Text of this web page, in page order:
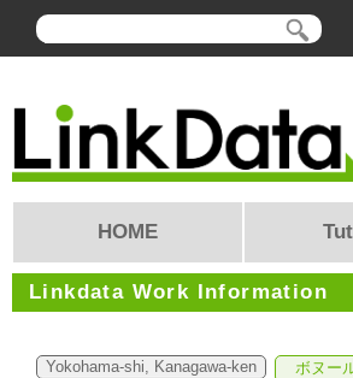
HOME
Linkdata Work Information
Yokohama-shi, Kanagawa-ken ボヌー